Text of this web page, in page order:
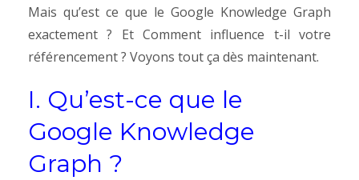
Mais qu’est ce que le Google Knowledge Graph
exactement ? Et Comment influence t-il votre
référencement ? Voyons tout ça dès maintenant.
I. Qu’est-ce que le
Google Knowledge
Graph ?